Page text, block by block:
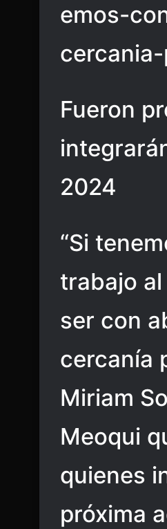
emos-
Fueron
2024
“Si
trabajo
ser con
cercanía
Miriam
Meoqui
quienes
próxima